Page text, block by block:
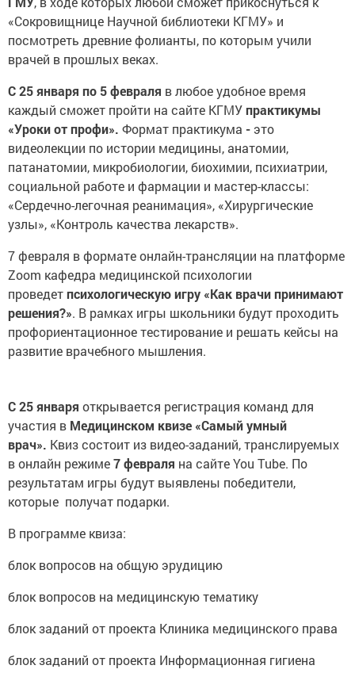
«Сокровищнице Научной библиотеки КГМУ» и
посмотреть древние фолианты, по которым учили
врачей в прошлых веках.
каждый сможет пройти на сайте КГМУпрактикумы
«Уроки от профи».Формат практикума -это
видеолекции по истории медицины, анатомии,
патанатомии, микробиологии, биохимии, психиатрии,
социальной работе и фармации и мастер-классы:
«Сердечно-легочная реанимация», «Хирургические
узлы», «Контроль качества лекарств».
Zoom кафедра медицинской психологии
проведетпсихологическую игру «Как врачи принимают
решения?». В рамках игры школьники будут проходить
профориентационное тестирование и решать кейсы на
развитие врачебного мышления.
участия вМедицинском квизе «Самый умный
врач».Квиз состоит из видео-заданий, транслируемых
в онлайн режиме7 февраляна сайте You Тube. По
результатам игры будут выявлены победители,
которые получат подарки.